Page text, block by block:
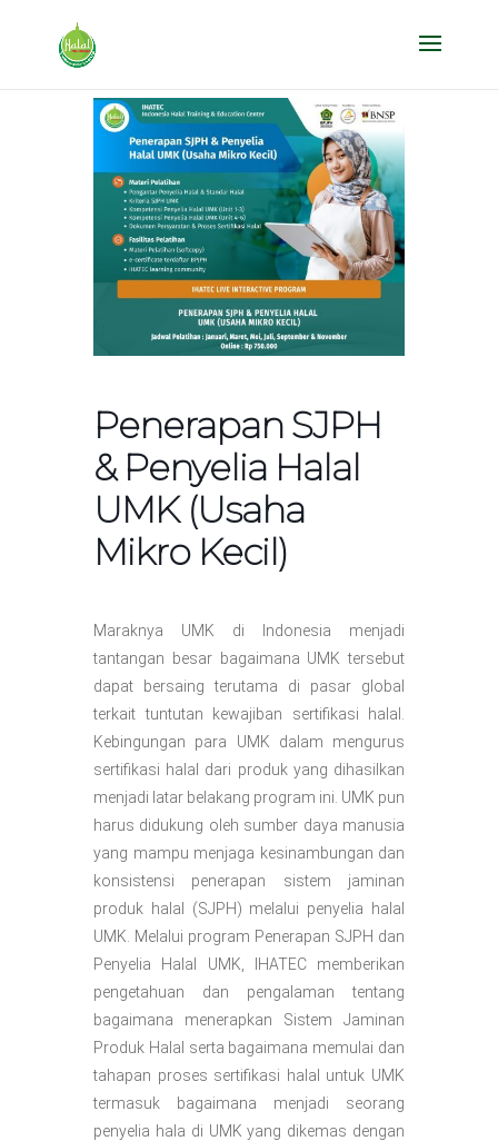
Penerapan SJPH
& Penyelia Halal
UMK (Usaha
Mikro Kecil)
Maraknya UMK di Indonesia menjadi
tantangan besar bagaimana UMK tersebut
dapat bersaing terutama di pasar global
terkait tuntutan kewajiban sertifikasi halal.
Kebingungan para UMK dalam mengurus
sertifikasi halal dari produk yang dihasilkan
menjadi latar belakang program ini. UMK pun
harus didukung oleh sumber daya manusia
yang mampu menjaga kesinambungan dan
konsistensi penerapan sistem jaminan
produk halal (SJPH) melalui penyelia halal
UMK. Melalui program Penerapan SJPH dan
Penyelia Halal UMK, IHATEC memberikan
pengetahuan dan pengalaman tentang
bagaimana menerapkan Sistem Jaminan
Produk Halal serta bagaimana memulai dan
tahapan proses sertifikasi halal untuk UMK
termasuk bagaimana menjadi seorang
penyelia hala di UMK yang dikemas dengan